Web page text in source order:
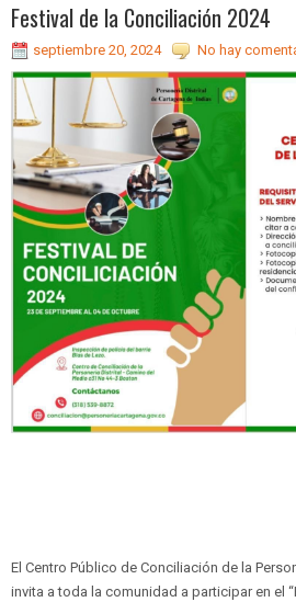
Festival de la Conciliación 2024
septiembre 20, 2024 No hay
El Centro Público de Conciliación de la
invita a toda la comunidad a participar en el